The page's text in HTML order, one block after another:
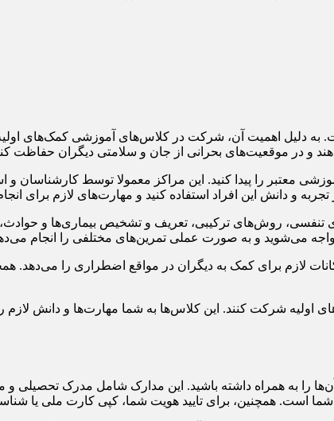
به دلیل اهمیت آن، شرکت در کلاس‌های آموزشی کمک‌های
و در موقعیت‌های بحرانی از جان و سلامتی دیگران حفاظت
معتبر را پیدا کنید. این مراکز معمولا توسط کارشناسان
و دانش این افراد استفاده کنید و مهارت‌های لازم برای
روش‌های ترکیبی، تعریف و تشخیص بیماری‌ها و حوادث،
می‌شوید و به صورت عملی تمرین‌های مختلفی را انجام
برای کمک به دیگران در مواقع اضطراری را می‌دهد.
اولیه شرکت کنند. این کلاس‌ها به شما مهارت‌ها و دانش
را به همراه داشته باشید. این مدارک شامل مدرک تحصیلی و
است. همچنین، برای تایید هویت شما، کپی کارت ملی یا